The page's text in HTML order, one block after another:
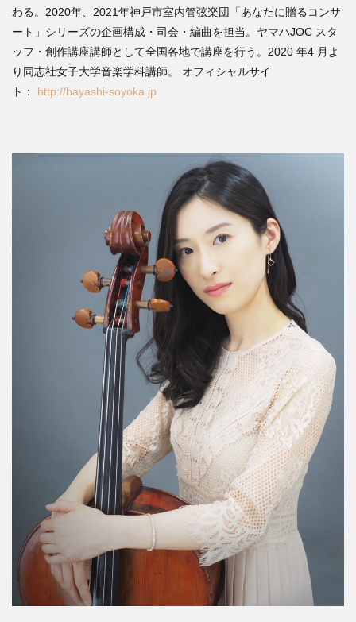
わる。2020年、2021年神戸市室内管弦楽団「あなたに贈るコンサ
ート」シリーズの企画構成・司会・編曲を担当。ヤマハJOC スタ
ッフ・創作講座講師として全国各地で講座を行う。2020 年4 月よ
り同志社女子大学音楽学科講師。 オフィシャルサイ
ト： http://hayashi-soyoka.jp